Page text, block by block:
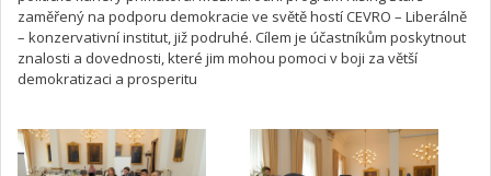
zaměřený na podporu demokracie ve světě hostí CEVRO – Liberálně
– konzervativní institut, již podruhé. Cílem je účastníkům poskytnout
znalosti a dovednosti, které jim mohou pomoci v boji za větší
demokratizaci a prosperitu